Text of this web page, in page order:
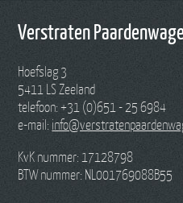
Verstraten
Hoefslag 3
5411 LS Zeeland
telefoon: +31 (0)651 - 25 6984
e-mail:
KvK nummer: 17128798
BTW nummer: NL001769088B55